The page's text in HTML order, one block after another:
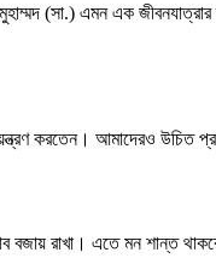
(সা.) এমন এক
করতেন। আমাদেরও উচিত
বজায় রাখা। এতে মন শান্ত